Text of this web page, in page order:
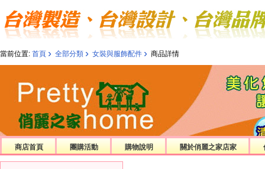
當前位置: 首頁 › 全部分類 › 女裝與服飾配件 › 商品詳情
商店首頁 團購活動 購物說明 關於俏麗之家店家